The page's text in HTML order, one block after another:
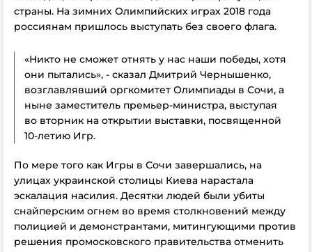
страны. На зимних Олимпийских играх 2018 года
россиянам пришлось выступать без своего флага.
«Никто не сможет отнять у нас наши победы, хотя
они пытались», - сказал Дмитрий Чернышенко,
возглавлявший оргкомитет Олимпиады в Сочи, а
ныне заместитель премьер-министра, выступая
во вторник на открытии выставки, посвященной
10-летию Игр.
По мере того как Игры в Сочи завершались, на
улицах украинской столицы Киева нарастала
эскалация насилия. Десятки людей были убиты
снайперским огнем во время столкновений между
полицией и демонстрантами, митингующими против
решения промосковского правительства отменить